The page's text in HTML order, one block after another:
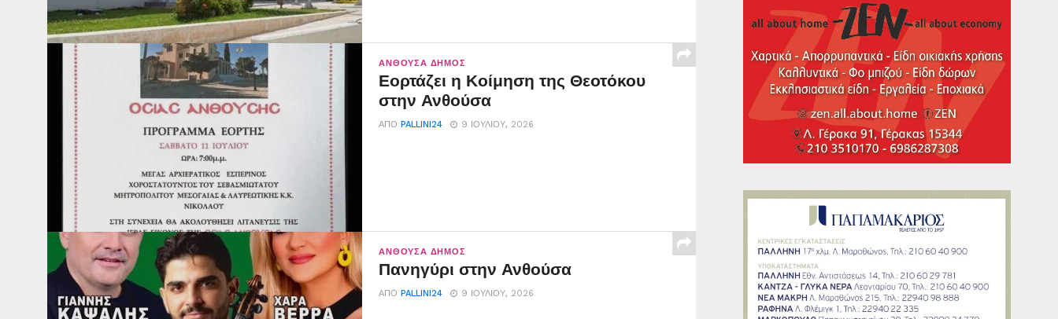
ΑΝΘΟΎΣΑ ΔΉΜΟΣ
Εορτάζει η Κοίμηση της Θεοτόκου
στην Ανθούσα
ΑΠΌ PALLINI24 9 ΙΟΥΛΊΟΥ, 2026
ΑΝΘΟΎΣΑ ΔΉΜΟΣ
Πανηγύρι στην Ανθούσα
ΑΠΌ PALLINI24 9 ΙΟΥΛΊΟΥ, 2026